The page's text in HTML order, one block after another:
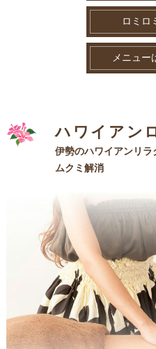
ロミロ
メニュー
伊勢のハワイアンリラ
ムクミ解消
ハワイアン